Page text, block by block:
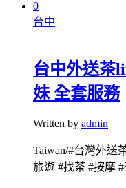
0
台中
台中外送茶
妹 全套服務
Written by admin
Taiwan/#台灣外送
旅遊 #找茶 #按摩